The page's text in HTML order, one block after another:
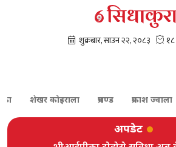
शेखर कोइराला प्रचण्ड प्रकाश ज्वाला
अपडेट